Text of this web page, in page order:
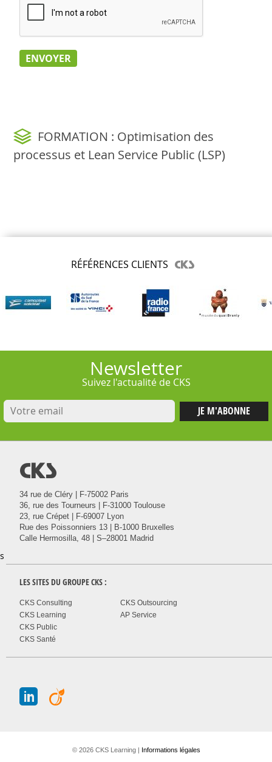
FORMATION : Optimisation des
processus et Lean Service Public (LSP)
RÉFÉRENCES CLIENTS
Newsletter
Suivez l'actualité de CKS
@
34 rue de Cléry | F-75002 Paris
36, rue des Tourneurs | F-31000 Toulouse
23, rue Crépet | F-69007 Lyon
Rue des Poissonniers 13 | B-1000 Bruxelles
Calle Hermosilla, 48 | S–28001 Madrid
LES SITES DU GROUPECKS :
CKS Consulting
CKS Learning
CKS Public
CKS Santé
CKS Outsourcing
AP Service
J A
© 2026 CKS Learning | Informations légales
s